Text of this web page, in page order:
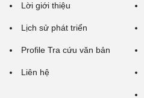
Lời giới thiệu
Lịch sử phát triển
Profile Tra cứu văn bản
Liên hệ